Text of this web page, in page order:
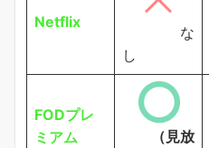
Netflix
な
し
FODプレ
ミアム
（見放